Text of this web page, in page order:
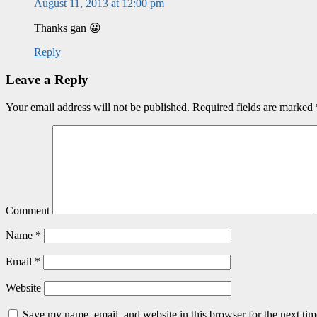
August 11, 2013 at 12:00 pm
Thanks gan 😀
Reply
Leave a Reply
Your email address will not be published. Required fields are marked
Comment
Name *
Email *
Website
Save my name, email, and website in this browser for the next